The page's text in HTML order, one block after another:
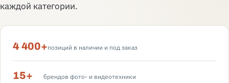
каждой категории.
4 400+позиций в наличии и под заказ
15+ брендов фото- и видеотехники